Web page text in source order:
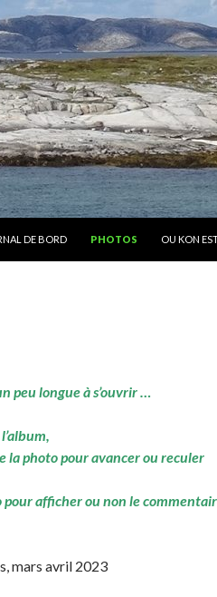
DE BORD
PHOTOS OU KON
peu longue à s’ouvrir …
la photo pour avancer ou reculer
pour afficher ou non le
mars avril 2023